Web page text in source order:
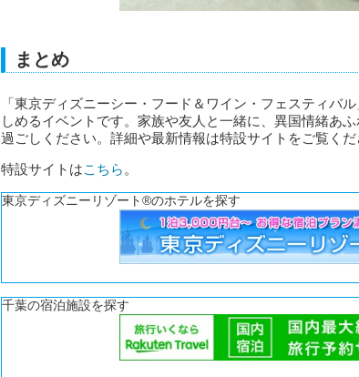
まとめ
「東京ディズニーシー・フード＆ワイン・フェスティバ
しめるイベントです。家族や友人と一緒に、異国情緒あ
過ごしください。詳細や最新情報は特設サイトをご覧くだ
特設サイトはこちら 。
東京ディズニーリゾート®のホテルを探す
千葉の宿泊施設を探す